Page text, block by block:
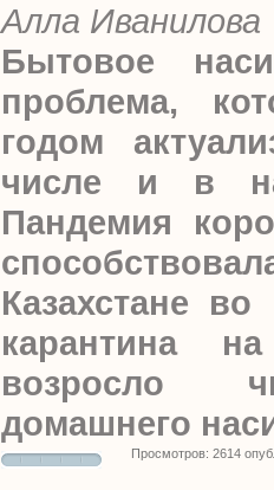
Алла Иванилова
Бытовое
проблема,
годом
числе и в
Пандемия
Казахстане
карантина
возросло
домашнего
Просмотров: 2614